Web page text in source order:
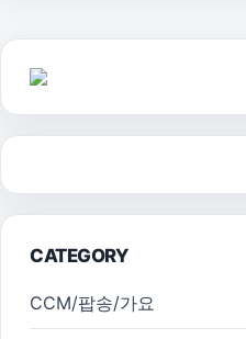
CATEGORY
CCM/팝송/가요